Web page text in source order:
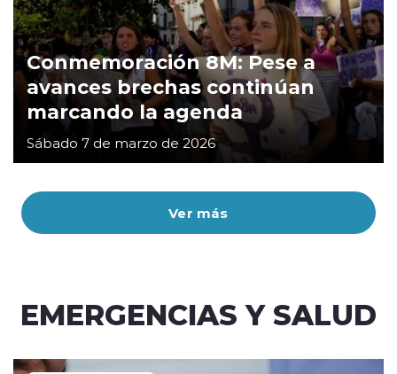
Ver más
Conmemoración 8M: Pese a
avances brechas continúan
marcando la agenda
Sábado 7 de marzo de 2026
EMERGENCIAS Y SALUD